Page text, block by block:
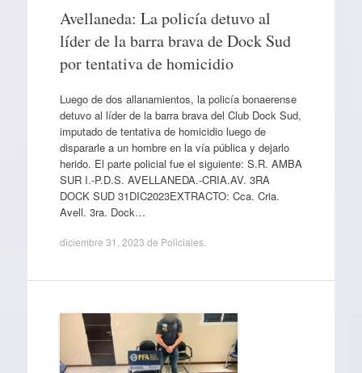
Avellaneda: La policía detuvo al
líder de la barra brava de Dock Sud
por tentativa de homicidio
Luego de dos allanamientos, la policía bonaerense
detuvo al líder de la barra brava del Club Dock Sud,
imputado de tentativa de homicidio luego de
dispararle a un hombre en la vía pública y dejarlo
herido. El parte policial fue el siguiente: S.R. AMBA
SUR I.-P.D.S. AVELLANEDA.-CRIA.AV. 3RA
DOCK SUD 31DIC2023EXTRACTO: Cca. Cria.
Avell. 3ra. Dock…
diciembre 31, 2023 de Policiales.